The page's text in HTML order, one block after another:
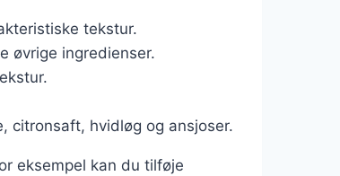
tekstur.
øvrige ingredienser.
citronsaft, hvidløg og ansjoser.
eksempel kan du tilføje